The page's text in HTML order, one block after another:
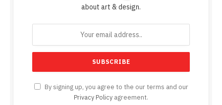
about art & design.
By signing up, you agree to the our terms and our
Privacy Policy agreement.